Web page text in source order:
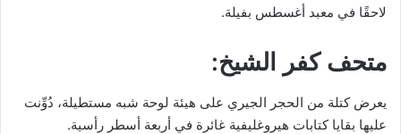
لاحقًا في معبد أغسطس بفيلة.
متحف كفر الشيخ:
يعرض كتلة من الحجر الجيري على هيئة لوحة شبه مستطيلة، دُوِّنت
عليها بقايا كتابات هيروغليفية غائرة في أربعة أسطر رأسية.